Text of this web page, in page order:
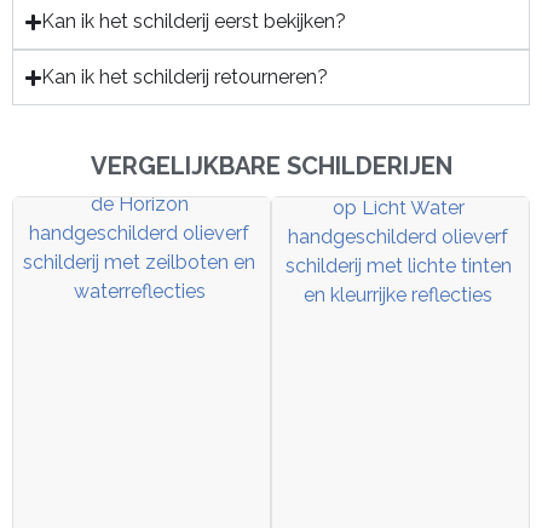
Kan ik het schilderij eerst bekijken?
Kan ik het schilderij retourneren?
VERGELIJKBARE SCHILDERIJEN